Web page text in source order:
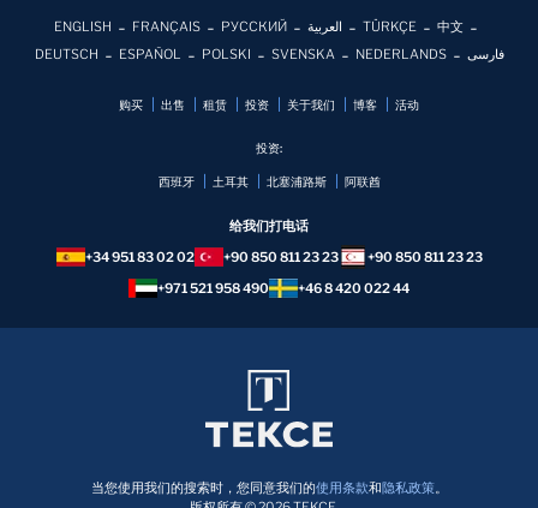
ENGLISH FRANÇAIS РУССКИЙ العربية TÜRKÇE
中文
DEUTSCH
ESPAÑOL POLSKI SVENSKA NEDERLANDS فارسی
购买 出售 租赁 投资 关于我们 博客 活动
投资:
西班牙 土耳其 北塞浦路斯 阿联酋
给我们打电话
+34 951 83 02 02
+90 850 811 23 23
+90 850 811 23 23
+971 521 958 490
+46 8 420 022 44
当您使用我们的搜索时，您同意我们的使用条款和隐私政策。